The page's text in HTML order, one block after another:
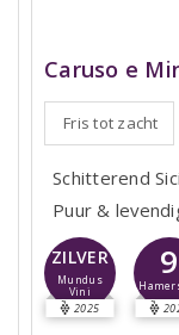
Caruso e
Fris tot zacht
Schitterend
Puur &
ZILVER
Mundus
Vini
2025
9